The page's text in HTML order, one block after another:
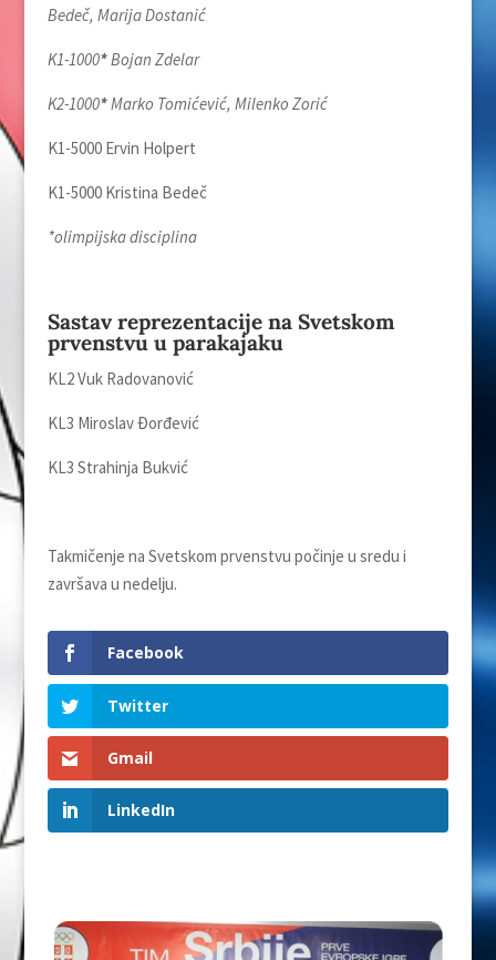
Bedeč, Marija Dostanić
K1-1000*Bojan Zdelar
K2-1000*Marko Tomićević, Milenko Zorić
K1-5000 Ervin Holpert
K1-5000 Kristina Bedeč
*olimpijska disciplina
Sastav reprezentacije na Svetskom
prvenstvu u parakajaku
KL2 Vuk Radovanović
KL3 Miroslav Đorđević
KL3 Strahinja Bukvić
Takmičenje na Svetskom prvenstvu počinje u sredu i
završava u nedelјu.
Facebook
Twitter
Gmail
LinkedIn